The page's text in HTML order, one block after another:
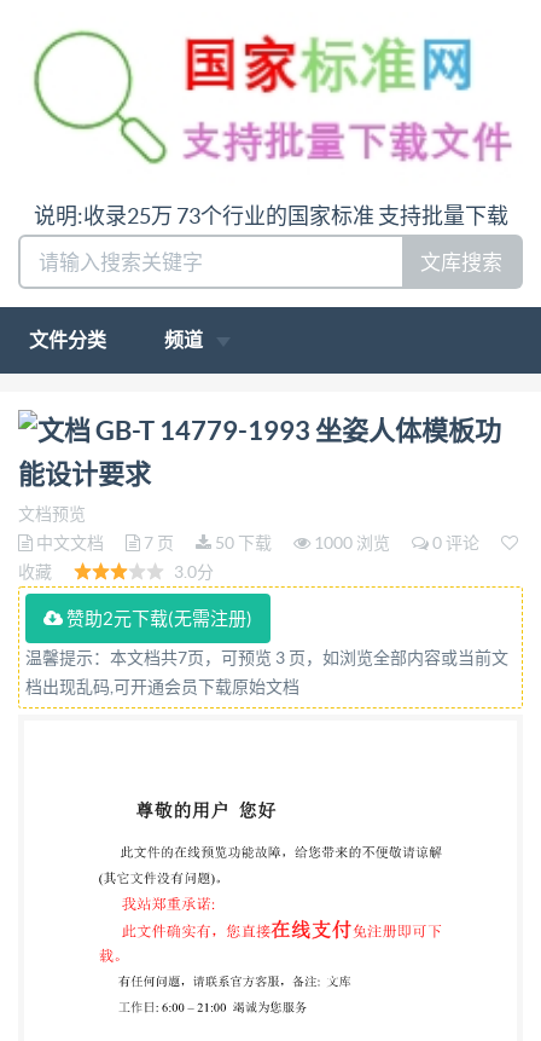
说明:收录25万 73个行业的国家标准 支持批量下载
文库搜索
文件分类 频道
问:哪里下载GB-T 14779-1993 坐姿人体模板功能设计
要求答:请联系微信:siduwenku
GB-T 14779-1993 坐姿人体模板功
能设计要求
文档预览
中文文档
7 页 50 下载 1000 浏览
0 评论
收藏
3.0分
赞助2元下载(无需注册)
温馨提示：本文档共7页，可预览 3 页，如浏览全部内容或当前文
档出现乱码,可开通会员下载原始文档